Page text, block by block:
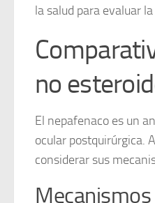
la salud para evaluar
no
El nepafenaco es un
ocular postquirúrgica.
considerar sus
Mecanismos